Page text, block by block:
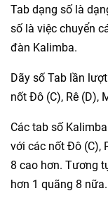
Tab dạng số là
số là việc chuyển
đàn Kalimba.
Dãy số Tab lần
nốt Đô (C), Rê (D),
Các tab số Kalimba
với các nốt Đô (C),
8 cao hơn. Tương
hơn 1 quãng 8 nữa.